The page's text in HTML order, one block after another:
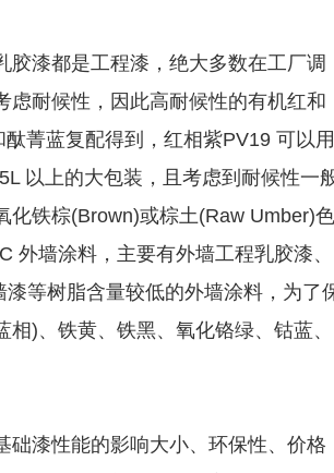
漆都是工程漆，绝大多数在工厂调
耐候性，因此高耐候性的有机红和
菁蓝复配得到，红相紫PV19 可以用
以上的大包装，且考虑到耐候性一
化铁棕(Brown)或棕土(Raw Umber)色
外墙涂料，主要有外墙工程乳胶漆、
等树脂含量较低的外墙涂料，为了
)、铁黄、铁黑、氧化铬绿、钴蓝、
础漆性能的影响大小、环保性、价格